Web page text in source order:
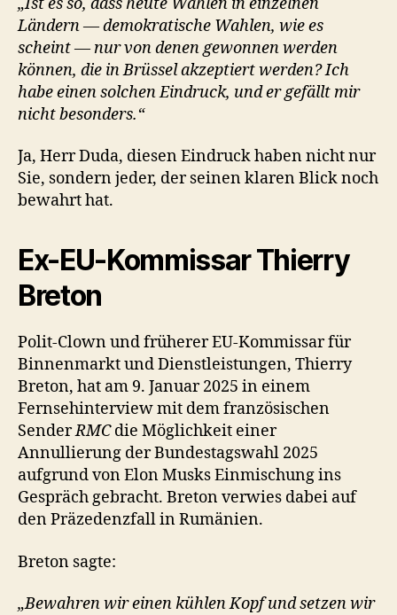
Ländern — demokratische Wahlen, wie es
scheint — nur von denen gewonnen werden
können, die in Brüssel akzeptiert werden? Ich
habe einen solchen Eindruck, und er gefällt mir
nicht besonders.“
Ja, Herr Duda, diesen Eindruck haben nicht nur
Sie, sondern jeder, der seinen klaren Blick noch
bewahrt hat.
Ex-EU-Kommissar Thierry
Breton
Polit-Clown und früherer EU-Kommissar für
Binnenmarkt und Dienstleistungen, Thierry
Breton, hat am 9. Januar 2025 in einem
Fernsehinterview mit dem französischen
SenderRMCdie Möglichkeit einer
Annullierung der Bundestagswahl 2025
aufgrund von Elon Musks Einmischung ins
Gespräch gebracht. Breton verwies dabei auf
den Präzedenzfall in Rumänien.
Breton sagte:
„Bewahren wir einen kühlen Kopf und setzen wir